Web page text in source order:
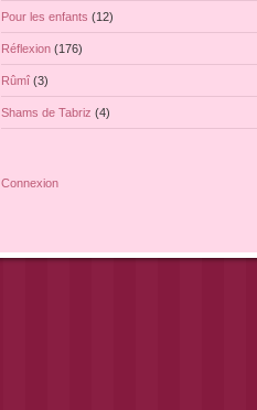
Pour les enfants (12)
Réflexion (176)
Rûmî (3)
Shams de Tabriz (4)
Connexion